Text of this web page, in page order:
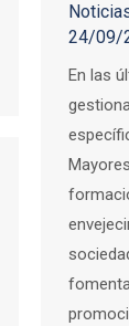
24/09/
En las